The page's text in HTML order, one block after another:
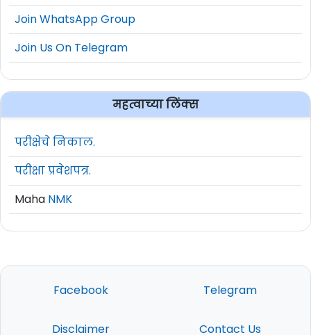
Join WhatsApp Group
Join Us On Telegram
महत्वाच्या लिंक्स
परीक्षेचे निकाल.
परीक्षा प्रवेशपत्र.
Maha NMK
Facebook Telegram
Disclaimer Contact Us